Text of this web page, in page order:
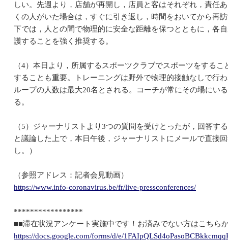
しい。先週より，店舗が再開し，店員と客はそれぞれ，責任
くの人がいた場合は，すぐに引き返し，時間をおいてから再
下では，人との間で物理的に安全な距離を保つとともに，各
護することを強く推奨する。
（4）本日より，所属するスポーツクラブでスポーツをする
することも重要。トレーニングは野外で物理的接触なしで行
ループの人数は最大20名とされる。コーチが常にその場にい
る。
（5）ジャーナリストより3つの質問を受けとったが，回答す
と議論した上で，本日午後，ジャーナリストにメールで直接
し。）
（参照アドレス：記者会見動画）
https://www.info-coronavirus.be/fr/live-pressconferences/
*****************
■■滞在状況アンケート実施中です！お済みでない方はこちら
https://docs.google.com/forms/d/e/